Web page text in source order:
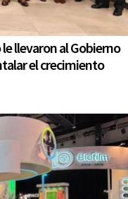
llevaron al Gobierno
el crecimiento